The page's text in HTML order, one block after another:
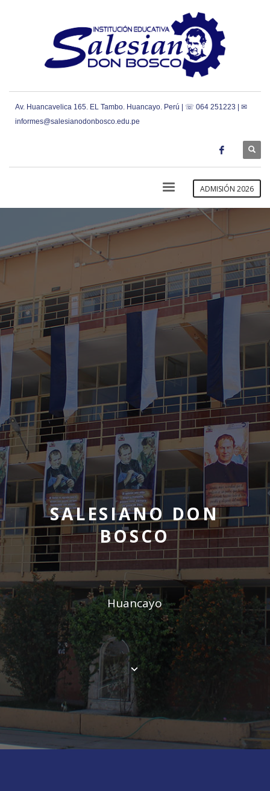
Av. Huancavelica 165. EL Tambo. Huancayo. Perú | ☏ 064 251223 | ✉
informes@salesianodonbosco.edu.pe
ADMISIÓN 2026
SALESIANO DON
BOSCO
Huancayo